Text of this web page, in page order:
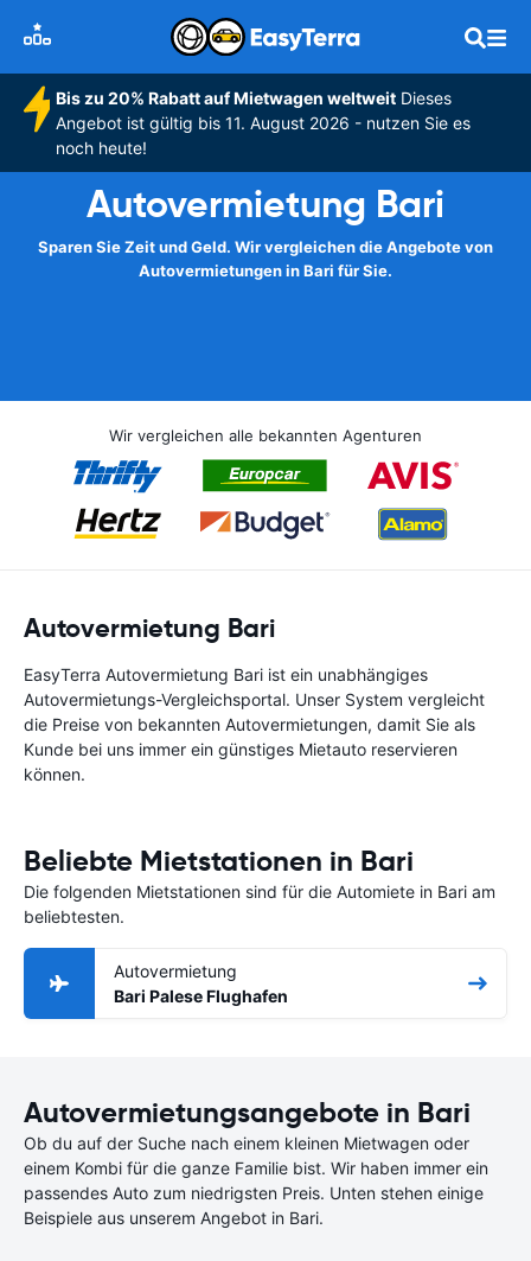
Bis zu 20% Rabatt auf Mietwagen weltweitDieses
Angebot ist gültig bis 11. August 2026 - nutzen Sie es
noch heute!
Autovermietung Bari
Sparen Sie Zeit und Geld. Wir vergleichen die Angebote von
Autovermietungen in Bari für Sie.
Wir vergleichen alle bekannten Agenturen
Autovermietung Bari
EasyTerra Autovermietung Bari ist ein unabhängiges
Autovermietungs-Vergleichsportal. Unser System vergleicht
die Preise von bekannten Autovermietungen, damit Sie als
Kunde bei uns immer ein günstiges Mietauto reservieren
können.
Beliebte Mietstationen in Bari
Die folgenden Mietstationen sind für die Automiete in Bari am
beliebtesten.
Autovermietung
Bari Palese Flughafen
Autovermietungsangebote in Bari
Ob du auf der Suche nach einem kleinen Mietwagen oder
einem Kombi für die ganze Familie bist. Wir haben immer ein
passendes Auto zum niedrigsten Preis. Unten stehen einige
Beispiele aus unserem Angebot in Bari.